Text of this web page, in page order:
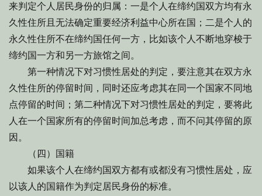
来判定个人居民身份的归属：一是个人在缔约国双方均有永
久性住所且无法确定重要经济利益中心所在国；二是个人的
永久性住所不在缔约国任何一方，比如该个人不断地穿梭于
缔约国一方和另一方旅馆之间。
第一种情况下对习惯性居处的判定，要注意其在双方永
久性住所的停留时间，同时还应考虑其在同一个国家不同地
点停留的时间；第二种情况下对习惯性居处的判定，要将此
人在一个国家所有的停留时间加总考虑，而不问其停留的原
因。
（四）国籍
如果该个人在缔约国双方都有或都没有习惯性居处，应
以该人的国籍作为判定居民身份的标准。